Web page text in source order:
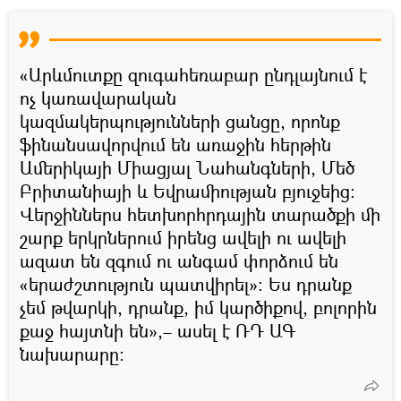
«Արևմուտքը զուգահեռաբար ընդլայնում է
ոչ կառավարական
կազմակերպությունների ցանցը, որոնք
ֆինանսավորվում են առաջին հերթին
Ամերիկայի Միացյալ Նահանգների, Մեծ
Բրիտանիայի և Եվրամիության բյուջեից։
Վերջիններս հետխորհրդային տարածքի մի
շարք երկրներում իրենց ավելի ու ավելի
ազատ են զգում ու անգամ փորձում են
«երաժշտություն պատվիրել»։ Ես դրանք
չեմ թվարկի, դրանք, իմ կարծիքով, բոլորին
քաջ հայտնի են»,– ասել է ՌԴ ԱԳ
նախարարը։